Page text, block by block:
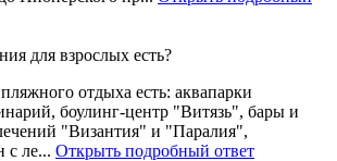
для взрослых есть?
отдыха есть: аквапарки
боулинг-центр "Витязь", бары и
"Византия" и "Паралия",
с ле... Открыть подробный ответ